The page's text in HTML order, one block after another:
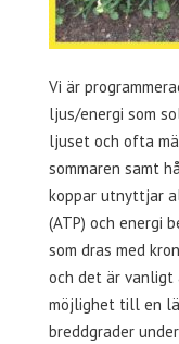
Vi är
ljus/energi som
ljuset och ofta
sommaren samt
koppar utnyttjar
(ATP) och energi
som dras med
och det är vanligt
möjlighet till en
breddgrader